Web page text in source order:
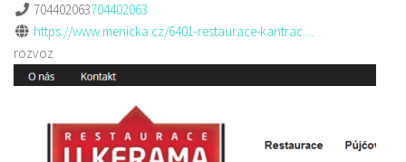
704402063704402063
https://www.menicka.cz/6401-restaurace-kantrac....
rozvoz